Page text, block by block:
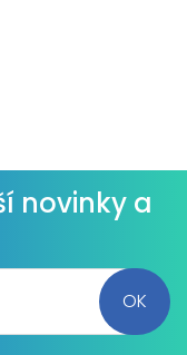
novinky a